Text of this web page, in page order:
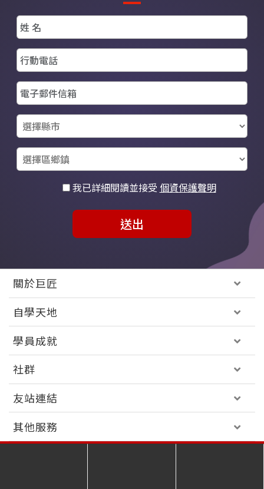
員。在教育培訓方面，他曾在
多個職訓中心擔任講師，包括
分署。他的著作涵蓋了車燈設
我已詳細閱讀並接受 個資保護聲明
送出
關於巨匠
自學天地
學員成就
社群
友站連結
其他服務